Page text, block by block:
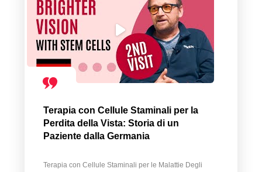
Terapia con Cellule Staminali per la
Perdita della Vista: Storia di un
Paziente dalla Germania
Terapia con Cellule Staminali per le Malattie Degli